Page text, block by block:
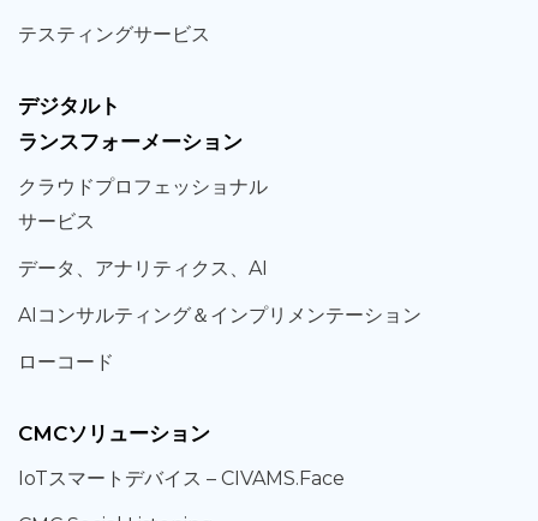
テスティングサービス
デジタルト
ランスフォーメーション
クラウドプロフェッショナル
サービス
データ、 アナリティクス、 AI
AIコンサルティング＆ インプリメンテーション
ローコード
CMCソリューション
IoTスマートデバイス – CIVAMS.Face